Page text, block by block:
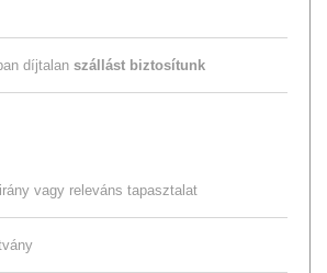
díjtalan szállást biztosítunk
vagy releváns tapasztalat